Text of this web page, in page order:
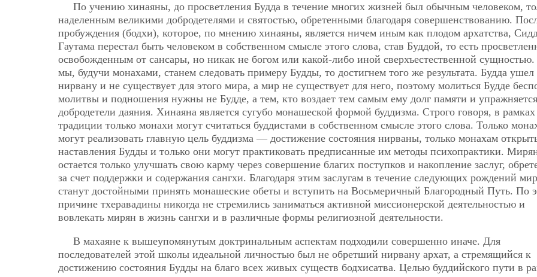
По учению хинаяны, до просветления Будда в течение многих жизней был обычным человеком,
наделенным великими добродетелями и святостью, обретенными благодаря совершенствованию.
пробуждения (бодхи), которое, по мнению хинаяны, является ничем иным как плодом архатства,
Гаутама перестал быть человеком в собственном смысле этого слова, став Буддой, то есть
освобожденным от сансары, но никак не богом или какой-либо иной сверхъестественной
мы, будучи монахами, станем следовать примеру Будды, то достигнем того же результата. Будда ушел
нирвану и не существует для этого мира, а мир не существует для него, поэтому молиться Будде
молитвы и подношения нужны не Будде, а тем, кто воздает тем самым ему долг памяти и
добродетели даяния. Хинаяна является сугубо монашеской формой буддизма. Строго говоря, в
традиции только монахи могут считаться буддистами в собственном смысле этого слова. Только
могут реализовать главную цель буддизма — достижение состояния нирваны, только монахам
наставления Будды и только они могут практиковать предписанные им методы психопрактики.
остается только улучшать свою карму через совершение благих поступков и накопление заслуг,
за счет поддержки и содержания сангхи. Благодаря этим заслугам в течение следующих рождений
станут достойными принять монашеские обеты и вступить на Восьмеричный Благородный Путь. По
причине тхеравадины никогда не стремились заниматься активной миссионерской деятельностью и
вовлекать мирян в жизнь сангхи и в различные формы религиозной деятельности.
В махаяне к вышеупомянутым доктринальным аспектам подходили совершенно иначе. Для
последователей этой школы идеальной личностью был не обретший нирвану архат, а стремящийся к
достижению состояния Будды на благо всех живых существ бодхисатва. Целью буддийского пути в